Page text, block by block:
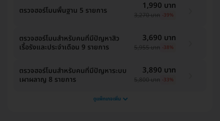
ตรวจฮอร์โมนพื้นฐาน 5 รายการ 1,990 บาท
3,270 บาท -39%
ตรวจฮอร์โมนสำหรับคนที่มีปัญหาสิว
เรื้อรังและประจำเดือน 9 รายการ
3,690 บาท
5,955 บาท -38%
ตรวจฮอร์โมนสำหรับคนที่มีปัญหาระบบ
เผาผลาญ 8 รายการ
3,890 บาท
5,800 บาท -33%
ดูแพ็กเกจเพิ่ม